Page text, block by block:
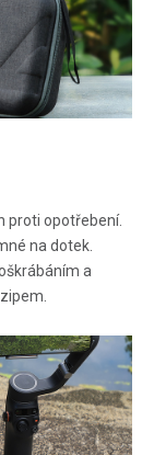
proti opotřebení.
na dotek.
a